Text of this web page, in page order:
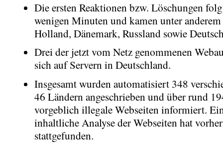
Die ersten Reaktionen bzw. Löschungen
wenigen Minuten und kamen unter
Holland, Dänemark, Russland sowie
Drei der jetzt vom Netz genommenen
sich auf Servern in Deutschland.
Insgesamt wurden automatisiert 348
46 Ländern angeschrieben und über rund
vorgeblich illegale Webseiten informiert.
inhaltliche Analyse der Webseiten hat
stattgefunden.